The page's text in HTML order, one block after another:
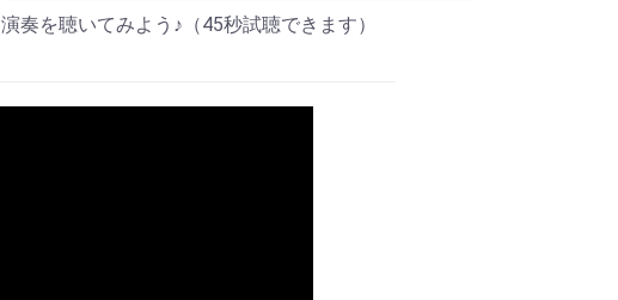
演奏を聴いてみよう♪（45秒試聴できます）